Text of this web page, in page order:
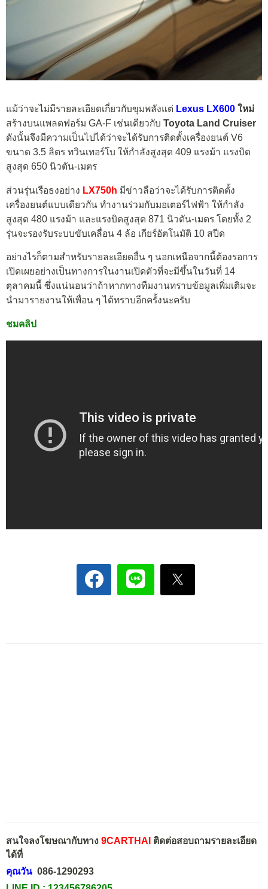
แม้ว่าจะไม่มีรายละเอียดเกี่ยวกับขุมพลังแต่ Lexus LX600 ใหม่
สร้างบนแพลตฟอร์ม GA-F เช่นเดียวกับ Toyota Land Cruiser
ดังนั้นจึงมีความเป็นไปได้ว่าจะได้รับการติดตั้งเครื่องยนต์ V6
ขนาด 3.5 ลิตร ทวินเทอร์โบ ให้กำลังสูงสุด 409 แรงม้า แรงบิด
สูงสุด 650 นิวตัน-เมตร
ส่วนรุ่นเรือธงอย่าง LX750h มีข่าวลือว่าจะได้รับการติดตั้ง
เครื่องยนต์แบบเดียวกัน ทำงานร่วมกับมอเตอร์ไฟฟ้า ให้กำลัง
สูงสุด 480 แรงม้า และแรงบิดสูงสุด 871 นิวตัน-เมตร โดยทั้ง 2
รุ่นจะรองรับระบบขับเคลื่อน 4 ล้อ เกียร์อัตโนมัติ 10 สปีด
อย่างไรก็ตามสำหรับรายละเอียดอื่น ๆ นอกเหนือจากนี้ต้องรอการ
เปิดเผยอย่างเป็นทางการในงานเปิดตัวที่จะมีขึ้นในวันที่ 14
ตุลาคมนี้ ซึ่งแน่นอนว่าถ้าหากทางทีมงานทราบข้อมูลเพิ่มเติมจะ
นำมารายงานให้เพื่อน ๆ ได้ทราบอีกครั้งนะครับ
ชมคลิป
สนใจลงโฆษณากับทาง 9CARTHAI ติดต่อสอบถามรายละเอียด
ได้ที่
คุณวัน 086-1290293